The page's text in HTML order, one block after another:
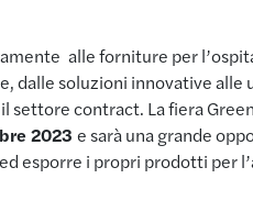
alle forniture per
dalle soluzioni innovative alle
contract. La fiera
2023 e sarà una grande
esporre i propri prodotti per